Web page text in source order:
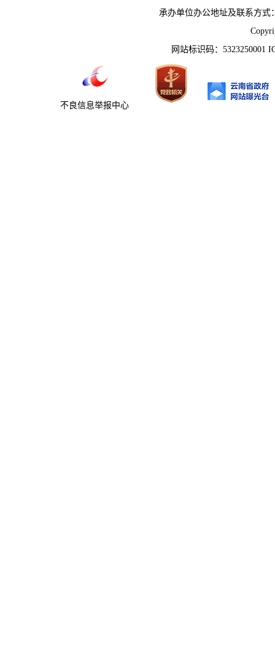
承办单位办公地址及联系方式
网站标识码：5323250001
不良信息举报中心